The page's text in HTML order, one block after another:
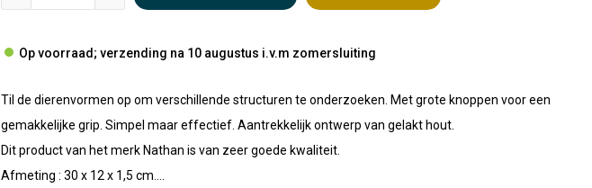
Op voorraad; verzending na 10 augustus i.v.m zomersluiting
Til de dierenvormen op om verschillende structuren te onderzoeken. Met grote knoppen voor een
gemakkelijke grip. Simpel maar effectief. Aantrekkelijk ontwerp van gelakt hout.
Dit product van het merk Nathan is van zeer goede kwaliteit.
Afmeting : 30 x 12 x 1,5 cm....